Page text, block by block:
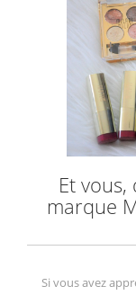
Et vous,
marque
Si vous avez